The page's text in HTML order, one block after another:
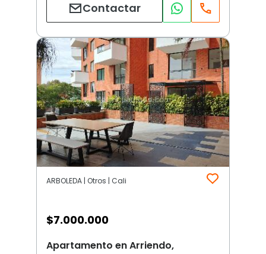
Contactar
ARBOLEDA | Otros | Cali
$7.000.000
Apartamento en Arriendo,